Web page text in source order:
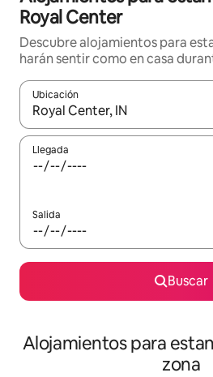
Royal Center
Descubre alojamientos para
harán sentir como en casa
Ubicación
Cuando los resultados estén
Llegada
Salida
Buscar
Alojamientos para
zona